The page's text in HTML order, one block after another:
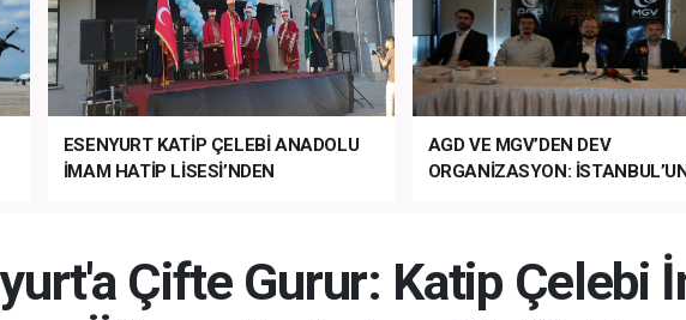
ESENYURT KATİP ÇELEBİ ANADOLU
İMAM HATİP LİSESİ’NDEN
AGD VE MGV’DEN DEV
ORGANİZASYON: İSTANBUL’UN
Çifte Gurur: Katip Çelebi